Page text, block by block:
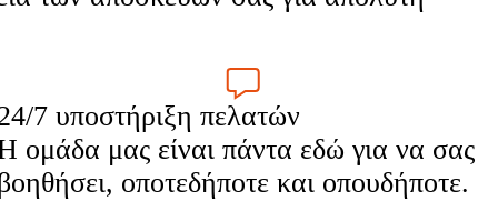
7 υποστήριξη πελατών
ομάδα μας είναι πάντα εδώ για να σας
οποτεδήποτε και οπουδήποτε.